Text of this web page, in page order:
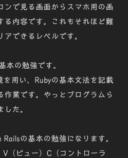
ンで見る画面からスマホ用の画
る内容です。これもそれほど難
アできるレベルです。
本の勉強です。
を用い、Rubyの基本文法を記載
作業です。やっとプログラムら
した。
の基本の勉強になります。
（ビュー）C（コントローラ